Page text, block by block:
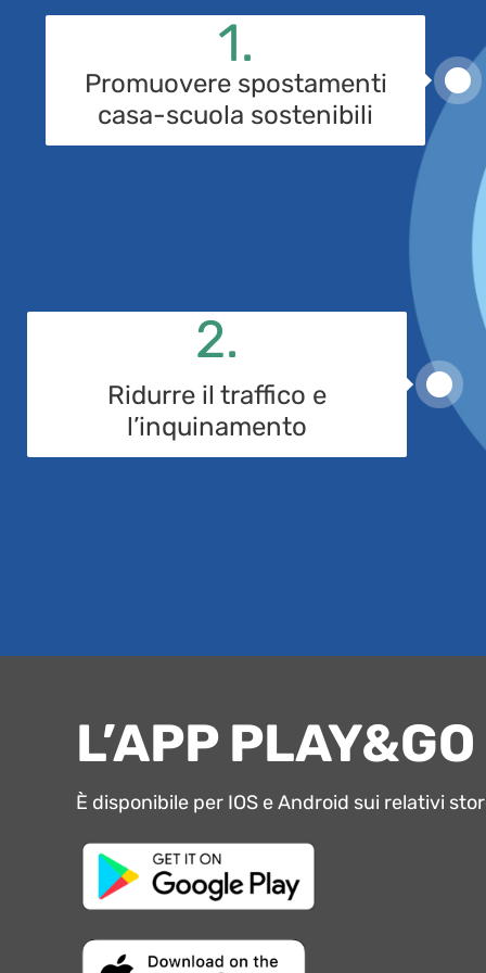
1
1.
Promuovere spostamenti
casa-scuola sostenibili
2
2.
Ridurre il traffico e
l’inquinamento
L’APP PLAY&GO
È disponibile per IOS e Android sui relativi